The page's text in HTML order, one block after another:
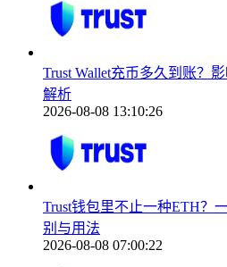
Trust Wallet充币多久到账？
解析
2026-08-08 13:10:26
Trust钱包里不止一种ETH？
别与用法
2026-08-08 07:00:22